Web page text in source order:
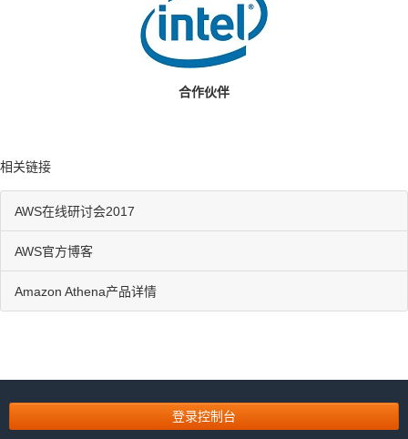
相关链接
AWS在线研讨会2017
AWS官方博客
Amazon Athena产品详情
合作伙伴
登录控制台